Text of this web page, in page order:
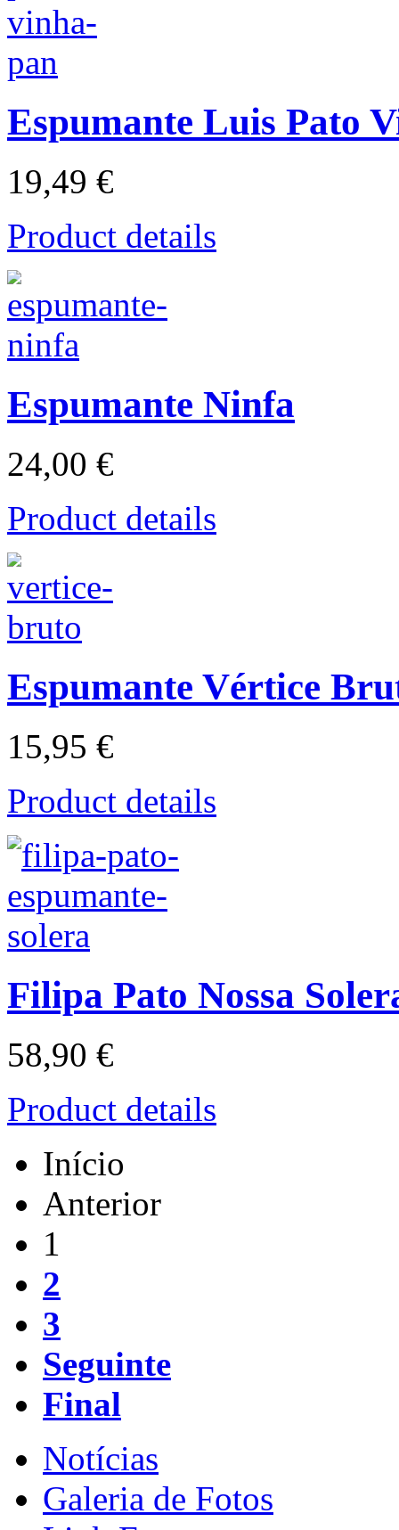
Espumante Luis Pato
19,49 €
Product details
Espumante Ninfa
24,00 €
Product details
Espumante Vértice
15,95 €
Product details
Filipa Pato Nossa
58,90 €
Product details
Início
Anterior
1
2
3
Seguinte
Final
Notícias
Galeria de Fotos